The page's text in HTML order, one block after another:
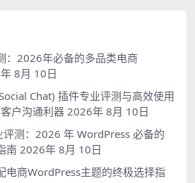
：2026年必备的多品类电商
8月 10日
Chat) 插件专业评测与高效使用
户沟通利器 2026年 8月 10日
评测：2026 年 WordPress 必备的
南 2026年 8月 10日
电商WordPress主题的终极选择指